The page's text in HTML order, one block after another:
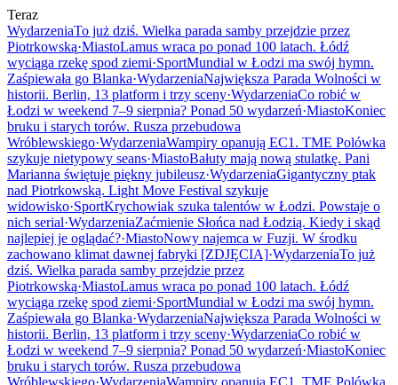
Teraz
WydarzeniaTo już dziś. Wielka parada samby przejdzie przez
Piotrkowską·MiastoLamus wraca po ponad 100 latach. Łódź
wyciąga rzekę spod ziemi·SportMundial w Łodzi ma swój hymn.
Zaśpiewała go Blanka·WydarzeniaNajwiększa Parada Wolności w
historii. Berlin, 13 platform i trzy sceny·WydarzeniaCo robić w
Łodzi w weekend 7–9 sierpnia? Ponad 50 wydarzeń·MiastoKoniec
bruku i starych torów. Rusza przebudowa
Wróblewskiego·WydarzeniaWampiry opanują EC1. TME Polówka
szykuje nietypowy seans·MiastoBałuty mają nową stulatkę. Pani
Marianna świętuje piękny jubileusz·WydarzeniaGigantyczny ptak
nad Piotrkowską. Light Move Festival szykuje
widowisko·SportKrychowiak szuka talentów w Łodzi. Powstaje o
nich serial·WydarzeniaZaćmienie Słońca nad Łodzią. Kiedy i skąd
najlepiej je oglądać?·MiastoNowy najemca w Fuzji. W środku
zachowano klimat dawnej fabryki [ZDJĘCIA]·WydarzeniaTo już
dziś. Wielka parada samby przejdzie przez
Piotrkowską·MiastoLamus wraca po ponad 100 latach. Łódź
wyciąga rzekę spod ziemi·SportMundial w Łodzi ma swój hymn.
Zaśpiewała go Blanka·WydarzeniaNajwiększa Parada Wolności w
historii. Berlin, 13 platform i trzy sceny·WydarzeniaCo robić w
Łodzi w weekend 7–9 sierpnia? Ponad 50 wydarzeń·MiastoKoniec
bruku i starych torów. Rusza przebudowa
Wróblewskiego·WydarzeniaWampiry opanują EC1. TME Polówka